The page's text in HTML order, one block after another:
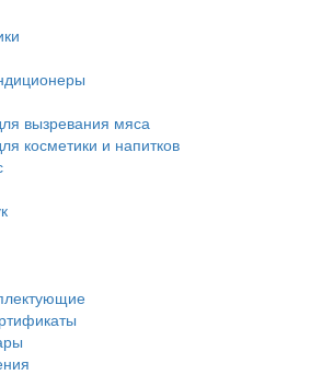
вызревания мяса
косметики и напитков